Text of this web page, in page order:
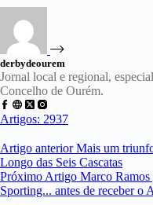
derbydeourem
Jornal local e regional,
Concelho de Ourém.
Artigos: 2937
Artigo anteriorMais um
Longo das Seis Cascatas
Próximo Artigo Marco Ramos
Sporting... antes de receber o